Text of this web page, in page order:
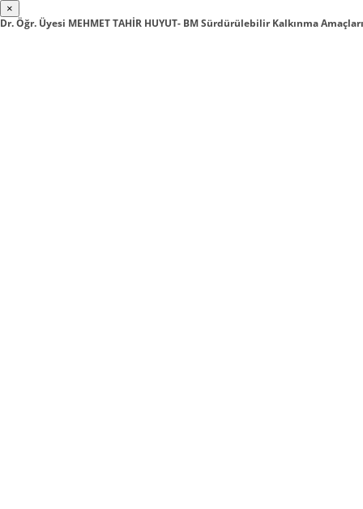
×
Dr. Öğr. Üyesi MEHMET TAHİR HUYUT- BM Sürdürülebilir Kalkınma Amaçları